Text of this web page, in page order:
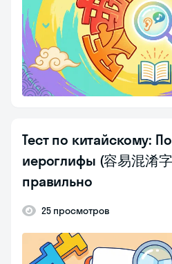
Тест по китайскому:
иероглифы (容易混淆
правильно
25 просмотров